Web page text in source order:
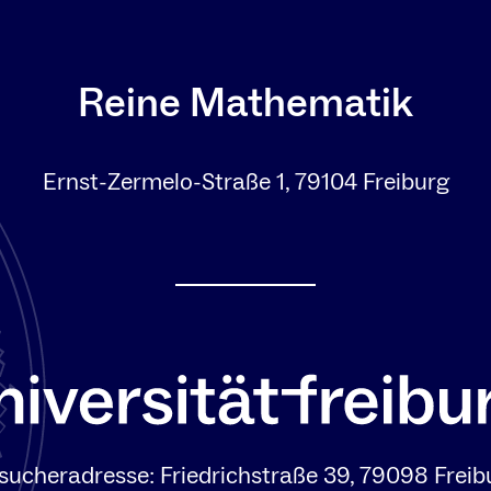
Reine Mathematik
Ernst-Zermelo-Straße 1, 79104 Freiburg
Friedrichstraße 39, 79098